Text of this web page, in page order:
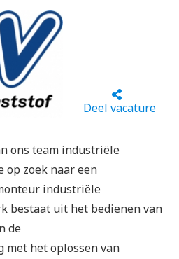
Deel vacature
ons team industriële
zoek naar een
industriële
bestaat uit het bedienen van
de
met het oplossen van